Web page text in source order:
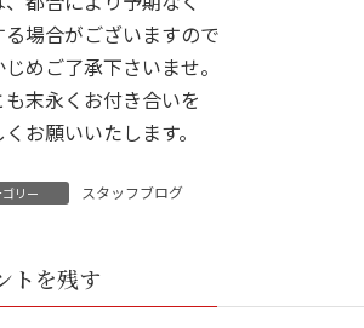
場合がございますので
めご了承下さいませ。
末永くお付き合いを
お願いいたします。
リー スタッフブログ
トを残す